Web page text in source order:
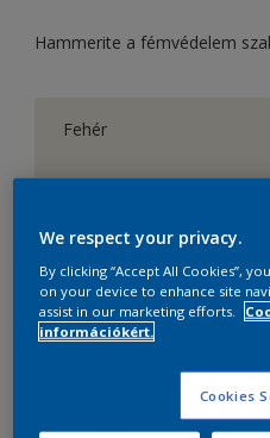
Hammerite a fémvédelem
Fehér
400
mennyiség
We respect your privacy.
By clicking “Accept All Cookies”,
on your device to enhance site
assist in our marketing efforts.
információkért.
Cookies